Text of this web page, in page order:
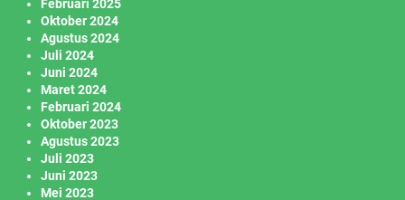
Februari 2025
Oktober 2024
Agustus 2024
Juli 2024
Juni 2024
Maret 2024
Februari 2024
Oktober 2023
Agustus 2023
Juli 2023
Juni 2023
Mei 2023